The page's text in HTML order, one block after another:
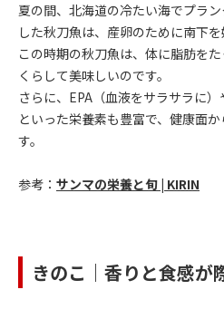
夏の間、北海道の冷たい海でプラ
した秋刀魚は、産卵のために南下を
この時期の秋刀魚は、体に脂肪を
くらして美味しいのです。
さらに、EPA（血液をサラサラに）
といった栄養素も豊富で、健康面
す。
参考： サンマの栄養と旬 | KIRIN
きのこ｜香りと食感が